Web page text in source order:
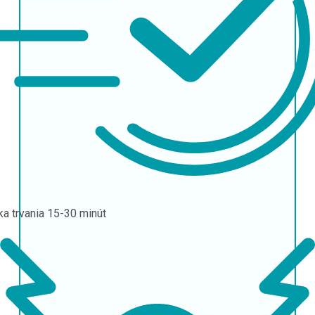
trvania 15-30 minút